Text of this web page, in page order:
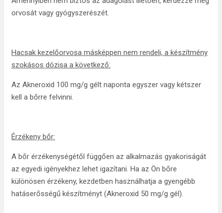
orvosát vagy gyógyszerészét.
Hacsak kezelőorvosa másképpen nem rendeli, a készítmény
szokásos dózisa a következő:
Az Akneroxid 100 mg/g gélt naponta egyszer vagy kétszer
kell a bőrre felvinni.
Érzékeny bőr:
A bőr érzékenységétől függően az alkalmazás gyakoriságát
az egyedi igényekhez lehet igazítani. Ha az Ön bőre
különösen érzékeny, kezdetben használhatja a gyengébb
hatáserősségű készítményt (Akneroxid 50 mg/g gél).